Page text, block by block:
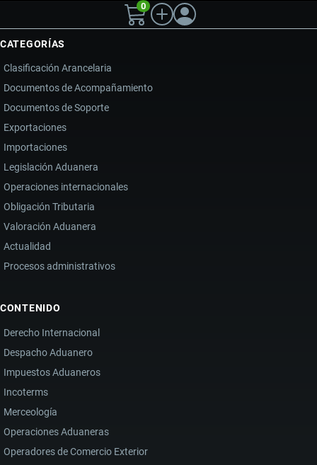
0
CATEGORÍAS
Clasificación Arancelaria
Documentos de Acompañamiento
Documentos de Soporte
Exportaciones
Importaciones
Legislación Aduanera
Operaciones internacionales
Obligación Tributaria
Valoración Aduanera
Actualidad
Procesos administrativos
CONTENIDO
Derecho Internacional
Despacho Aduanero
Impuestos Aduaneros
Incoterms
Merceología
Operaciones Aduaneras
Operadores de Comercio Exterior